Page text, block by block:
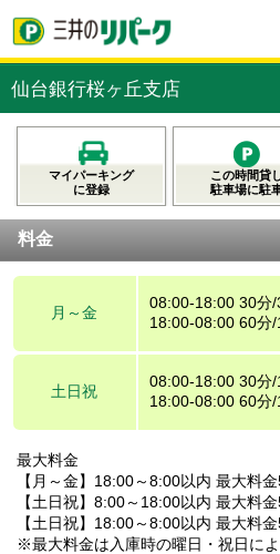
仙台銀行桜ヶ丘支店
マイパーキング
に登録
この時間貸
駐車場に駐
料金
月～金
08:00-18:00 30分/
18:00-08:00 60分/
土日祝
08:00-18:00 30分/
18:00-08:00 60分/
最大料金
【月～金】18:00～8:00以内 最大料
【土日祝】8:00～18:00以内 最大料
【土日祝】18:00～8:00以内 最大料
※最大料金は入庫時の曜日・祝日によ